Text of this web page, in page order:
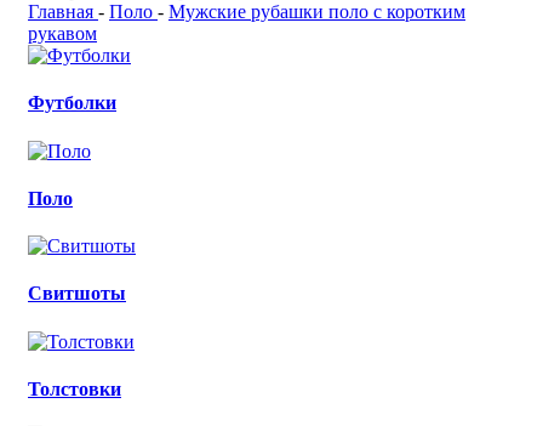
Главная - Поло - Мужские рубашки поло с коротким
рукавом
Футболки
Поло
Свитшоты
Толстовки